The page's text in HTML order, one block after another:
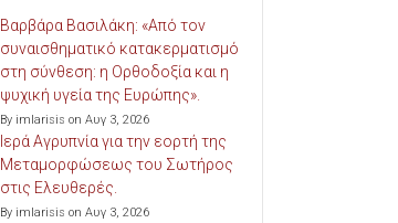
Βαρβάρα Βασιλάκη: «Από τον
συναισθηματικό κατακερματισμό
στη σύνθεση: η Ορθοδοξία και η
ψυχική υγεία της Ευρώπης».
By imlarisis on Αυγ 3, 2026
Ιερά Αγρυπνία για την εορτή της
Μεταμορφώσεως του Σωτήρος
στις Ελευθερές.
By imlarisis on Αυγ 3, 2026